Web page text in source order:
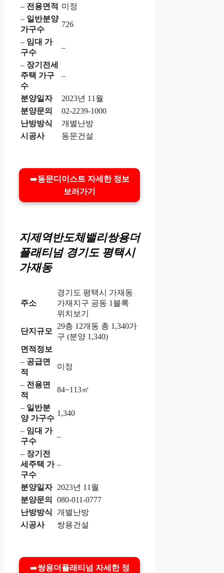
– 전용면적 미정
– 일반분양
가구수
726
– 임대 가
구수
–
– 장기전세
주택 가구
수
–
분양일자
2023년 11월
분양문의
02-2239-1000
난방방식
개별난방
시공사
동문건설
➡️동문디이스트 자세한 정보
보러가기
지제역반도체밸리쌍용더
플래티넘 경기도 평택시
가재동
주소
경기도 평택시 가재동
가재지구 공동 1블록
위치보기
단지규모
29층 12개동 총 1,340가
구 (분양 1,340)
면적정보
– 공급면
적
미정
– 전용면
적
84~113㎡
– 일반분
양 가구수
1,340
– 임대 가
구수
–
– 장기전
세주택 가
구수
–
분양일자 2023년 11월
분양문의
080-011-0777
난방방식
개별난방
시공사
쌍용건설
➡️쌍용더플래티넘 자세한 정